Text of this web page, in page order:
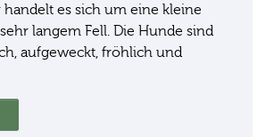
handelt es sich um eine kleine
langem Fell. Die Hunde sind
aufgeweckt, fröhlich und